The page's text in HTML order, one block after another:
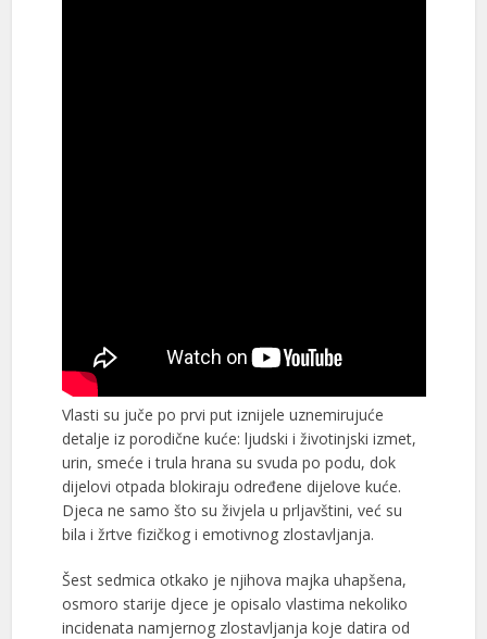
Vlasti su juče po prvi put iznijele uznemirujuće
detalje iz porodične kuće: ljudski i životinjski izmet,
urin, smeće i trula hrana su svuda po podu, dok
dijelovi otpada blokiraju određene dijelove kuće.
Djeca ne samo što su živjela u prljavštini, već su
bila i žrtve fizičkog i emotivnog zlostavljanja.
Šest sedmica otkako je njihova majka uhapšena,
osmoro starije djece je opisalo vlastima nekoliko
incidenata namjernog zlostavljanja koje datira od